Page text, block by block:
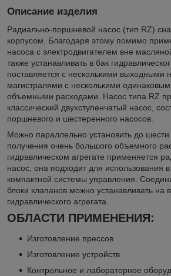
Описание изделия
Радиально-поршневой насос (тип RZ)
корпусом. Благодаря этому помимо
насоса с электродвигателем вне
также устанавливать в бак
поставляется с несколькими выходными
магистралями с несколькими
объемными расходами. Насос типа RZ
классический двухступенчатый насос,
поршневого и шестеренного насосов.
Можно параллельно установить до шести
получения очень большого объемного
гидравлическом агрегате применяется
насос, она подходит для использования в
компактной системы управления.
блоки клапанов можно устанавливать на
гидравлического агрегата.
ОБЛАСТИ ПРИМЕНЕНИЯ:
Изготовление прессов
Изготовление устройств
Контрольное и лабораторное